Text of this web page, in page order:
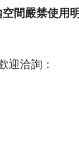
空間嚴禁使用
迎洽詢：